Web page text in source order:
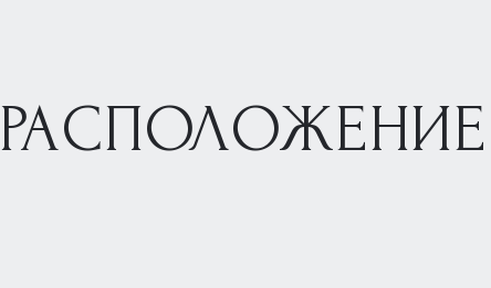
РАСПОЛОЖЕНИЕ